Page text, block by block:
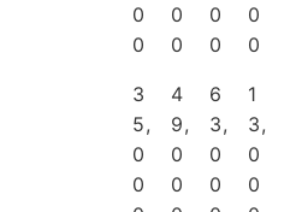
0
0
0
0
0
0
0
0
3
5,
0
0
4
9,
0
0
6
3,
0
0
1
3,
0
0